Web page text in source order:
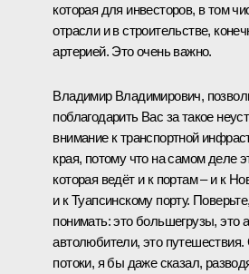
которая для инвесторов, в том
отрасли и в строительстве,
артерией. Это очень важно.
Владимир Владимирович,
поблагодарить Вас за такое
внимание к транспортной
края, потому что на самом деле
которая ведёт и к портам – и к
и к Туапсинскому порту.
понимать: это большегрузы, это
автолюбители, это путешествия.
потоки, я бы даже сказал,